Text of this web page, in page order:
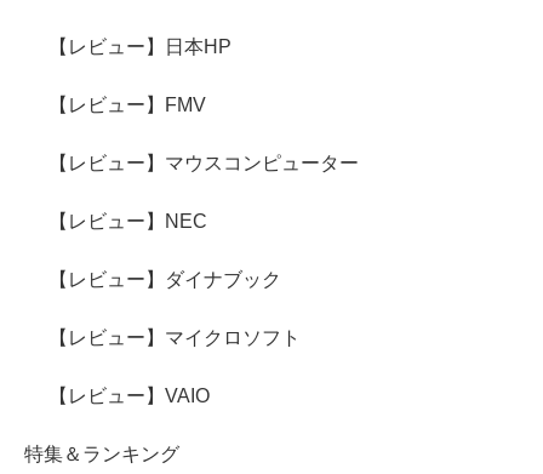
【レビュー】日本HP
【レビュー】FMV
【レビュー】マウスコンピューター
【レビュー】NEC
【レビュー】ダイナブック
【レビュー】マイクロソフト
【レビュー】VAIO
特集＆ランキング